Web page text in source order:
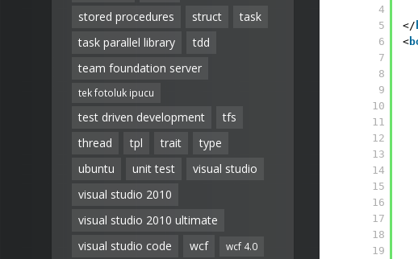
stored procedures
struct
task
task parallel library
tdd
team foundation server
tek fotoluk ipucu
test driven development
tfs
thread
tpl trait
type
ubuntu
unit test
visual studio
visual studio 2010
visual studio 2010 ultimate
visual studio code
wcf wcf 4.0
4
5
6
7
8
9
10
11
12
13
14
15
16
17
18
19
</
<